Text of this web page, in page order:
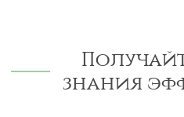
знания